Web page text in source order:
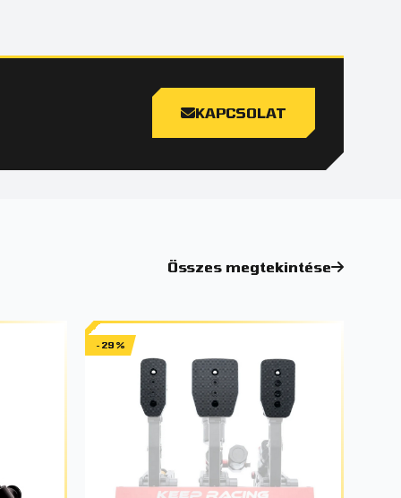
KAPCSOLAT
Összes megtekintése
-29%